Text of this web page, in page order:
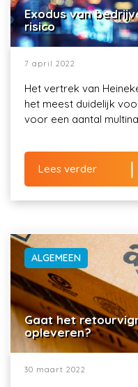
Exodus van
risico
7 april 2022
Het vertrek van
het meest duidelijk
voor een aantal
Lees verder
ALGEMEEN
Gaat het
opleveren?
30 maart 2022